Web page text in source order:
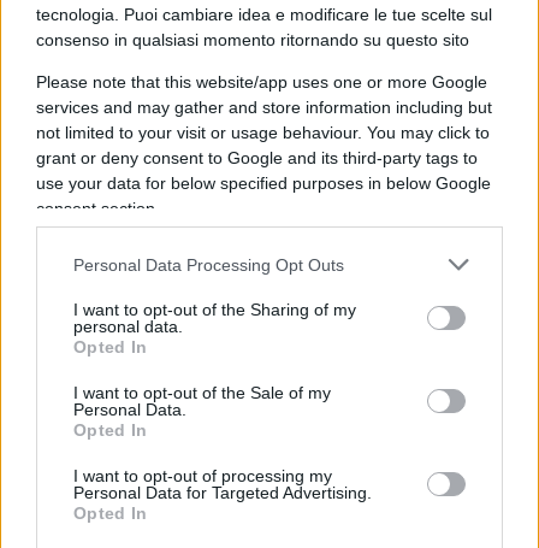
tecnologia. Puoi cambiare idea e modificare le tue scelte sul
consenso in qualsiasi momento ritornando su questo sito
Please note that this website/app uses one or more Google
services and may gather and store information including but
not limited to your visit or usage behaviour. You may click to
grant or deny consent to Google and its third-party tags to
use your data for below specified purposes in below Google
consent section.
Personal Data Processing Opt Outs
I want to opt-out of the Sharing of my
personal data.
Opted In
I want to opt-out of the Sale of my
Personal Data.
Opted In
I want to opt-out of processing my
Personal Data for Targeted Advertising.
Opted In
italiane dai terremoti. Senza contare che, come
ha detto il ministro dell’Economia Giancarlo
Giorgetti, per quanto sia pagato da tuttiil
Superbonus ha permesso di ristrutturare
meno del 3 per cento del patrimonio
immobiliare italiano, comprese case al mare, in
montagna, sul lago e financo persino qualche
solai e al taglio delle emissioni delle caldaie non è
mancata anche una spolverata di aristocrazia.
In ogni caso ormai per le casse pubbliche è un
bagno di sangue
e, ha detto l’Istat, non bisogna
farsi illusioni: il Superbonus, che si stima abbia
lasciato un buco da 37 miliardi, ha annullato i
miliardi che erano stati portati dalla revisione,